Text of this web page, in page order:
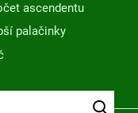
ascendentu
palačinky